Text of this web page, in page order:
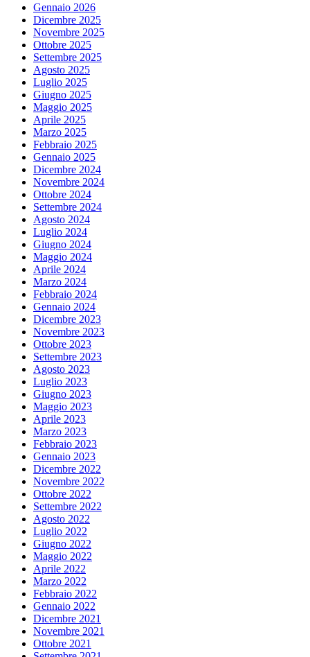
Gennaio 2026
Dicembre 2025
Novembre 2025
Ottobre 2025
Settembre 2025
Agosto 2025
Luglio 2025
Giugno 2025
Maggio 2025
Aprile 2025
Marzo 2025
Febbraio 2025
Gennaio 2025
Dicembre 2024
Novembre 2024
Ottobre 2024
Settembre 2024
Agosto 2024
Luglio 2024
Giugno 2024
Maggio 2024
Aprile 2024
Marzo 2024
Febbraio 2024
Gennaio 2024
Dicembre 2023
Novembre 2023
Ottobre 2023
Settembre 2023
Agosto 2023
Luglio 2023
Giugno 2023
Maggio 2023
Aprile 2023
Marzo 2023
Febbraio 2023
Gennaio 2023
Dicembre 2022
Novembre 2022
Ottobre 2022
Settembre 2022
Agosto 2022
Luglio 2022
Giugno 2022
Maggio 2022
Aprile 2022
Marzo 2022
Febbraio 2022
Gennaio 2022
Dicembre 2021
Novembre 2021
Ottobre 2021